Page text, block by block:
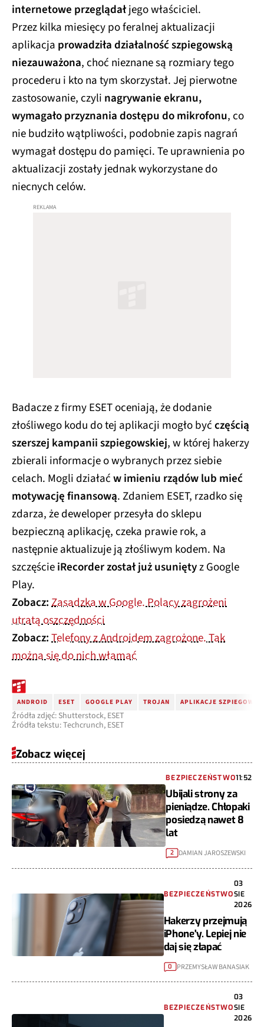
internetowe przeglądałjego właściciel.
Przez kilka miesięcy po feralnej aktualizacji
aplikacja prowadziła działalność szpiegowską
niezauważona, choć nieznane są rozmiary tego
procederu i kto na tym skorzystał. Jej pierwotne
zastosowanie, czyli nagrywanie ekranu,
wymagało przyznania dostępu do mikrofonu, co
nie budziło wątpliwości, podobnie zapis nagrań
wymagał dostępu do pamięci. Te uprawnienia po
aktualizacji zostały jednak wykorzystane do
niecnych celów.
Badacze z firmy ESET oceniają, że dodanie
złośliwego kodu do tej aplikacji mogło byćczęścią
szerszej kampanii szpiegowskiej, w której hakerzy
zbierali informacje o wybranych przez siebie
celach. Mogli działaćw imieniu rządów lub mieć
motywację finansową. Zdaniem ESET, rzadko się
zdarza, że deweloper przesyła do sklepu
bezpieczną aplikację, czeka prawie rok, a
następnie aktualizuje ją złośliwym kodem. Na
szczęścieiRecorder został już usuniętyz Google
Play.
Zobacz:Zasadzka w Google. Polacy zagrożeni
utratą oszczędności
Zobacz:Telefony z Androidem zagrożone. Tak
można się do nich włamać
ANDROID ESET GOOGLE PLAY TROJAN APLIKACJE
Źródła zdjęć: Shutterstock, ESET
Źródła tekstu: Techcrunch, ESET
Zobacz więcej
BEZPIECZEŃSTWO11:52
Ubijali strony za
pieniądze. Chłopaki
posiedzą nawet 8
lat
2 DAMIAN JAROSZEWSKI
BEZPIECZEŃSTWO
03
SIE
2026
Hakerzy przejmują
iPhone'y. Lepiej nie
daj się złapać
0 PRZEMYSŁAW BANASIAK
BEZPIECZEŃSTWO
03
SIE
2026